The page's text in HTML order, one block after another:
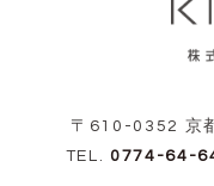
〒610-0352 京
TEL. 0774-64-